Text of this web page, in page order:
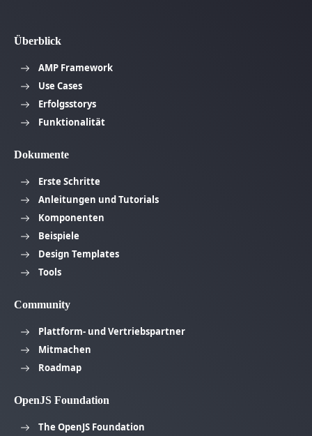
Überblick
AMP Framework
Use Cases
Erfolgsstorys
Funktionalität
Dokumente
Erste Schritte
Anleitungen und Tutorials
Komponenten
Beispiele
Design Templates
Tools
Community
Plattform- und Vertriebspartner
Mitmachen
Roadmap
OpenJS Foundation
The OpenJS Foundation